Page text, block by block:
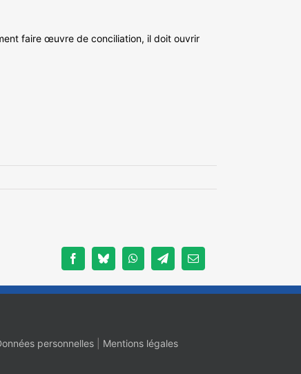
faire œuvre de conciliation, il doit ouvrir
FacebookBlueskyWhatsAppTelegramEmail
personnelles Mentions légales